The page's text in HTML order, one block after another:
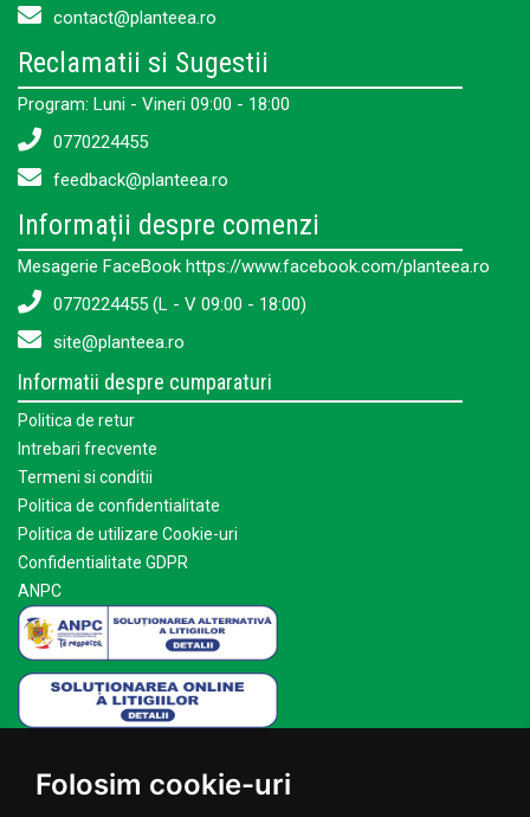
Folosim cookie-uri
contact@planteea.ro
Reclamatii si Sugestii
Program: Luni - Vineri 09:00 - 18:00
0770224455
feedback@planteea.ro
Informații despre comenzi
Mesagerie FaceBook https://www.facebook.com/planteea.ro
0770224455 (L - V 09:00 - 18:00)
site@planteea.ro
Informatii despre cumparaturi
Politica de retur
Intrebari frecvente
Termeni si conditii
Politica de confidentialitate
Politica de utilizare Cookie-uri
Confidentialitate GDPR
ANPC
Acasa